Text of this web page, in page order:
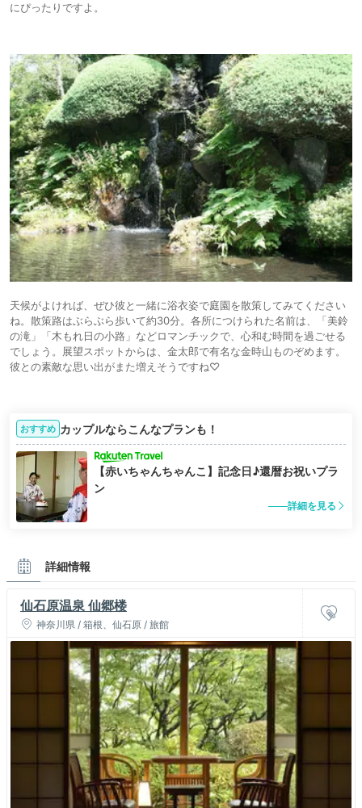
にぴったりですよ。
天候がよければ、ぜひ彼と一緒に浴衣姿で庭園を散策してみてください
ね。散策路はぶらぶら歩いて約30分。各所につけられた名前は、「美鈴
の滝」「木もれ日の小路」などロマンチックで、心和む時間を過ごせる
でしょう。展望スポットからは、金太郎で有名な金時山ものぞめます。
彼との素敵な思い出がまた増えそうですね♡
おすすめ カップルならこんなプランも！
【赤いちゃんちゃんこ】記念日♪還暦お祝いプラ
ン
詳細を見る
詳細情報
仙石原温泉 仙郷楼
神奈川県 / 箱根、仙石原 / 旅館